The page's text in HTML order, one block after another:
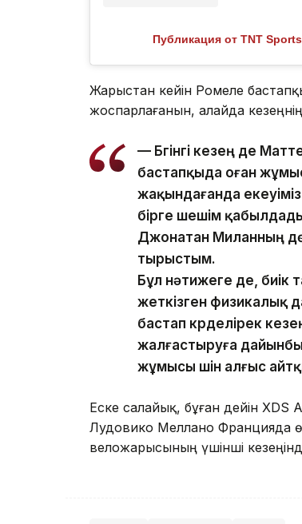
Публикация от TNT
Жарыстан кейін Ромеле
жоспарлағанын, алайда
— Бүгінгі кезең де
бастапқыда оған
жақындағанда
бірге шешім
Джонатан Миланның
тырыстым.
Бұл нәтижеге де, биік
жеткізген физикалық
бастап күрделірек
жалғастыруға
жұмысы үшін алғыс
Еске салайық, бұған дейін
Лудовико Меллано Францияда
веложарысының үшінші